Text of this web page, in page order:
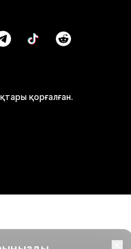
қорғалған.